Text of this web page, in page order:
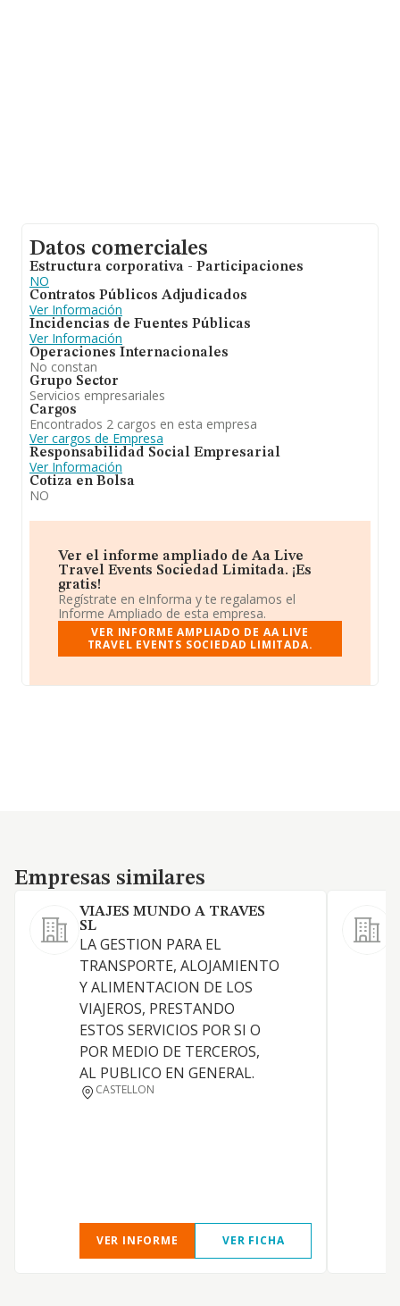
Datos comerciales
Estructura corporativa - Participaciones
NO
Contratos Públicos Adjudicados
Ver Información
Incidencias de Fuentes Públicas
Ver Información
Operaciones Internacionales
No constan
Grupo Sector
Servicios empresariales
Cargos
Encontrados 2 cargos en esta empresa
Ver cargos de Empresa
Responsabilidad Social Empresarial
Ver Información
Cotiza en Bolsa
NO
Ver el informe ampliado de Aa Live
Travel Events Sociedad Limitada. ¡Es
gratis!
Regístrate en eInforma y te regalamos el
Informe Ampliado de esta empresa.
VER INFORME AMPLIADO DE AA LIVE
TRAVEL EVENTS SOCIEDAD LIMITADA.
Empresas similares
Empresas similares
VIAJES MUNDO A TRAVES
SL
LA GESTION PARA EL
TRANSPORTE, ALOJAMIENTO
Y ALIMENTACION DE LOS
VIAJEROS, PRESTANDO
ESTOS SERVICIOS POR SI O
POR MEDIO DE TERCEROS,
AL PUBLICO EN GENERAL.
CASTELLON
VER INFORME VER FICHA